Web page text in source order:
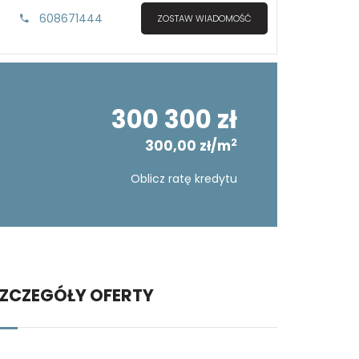
608671444 ZOSTAW WIADOMOŚĆ
300 300 zł
300,00 zł/m2
Oblicz ratę kredytu
OFERTY